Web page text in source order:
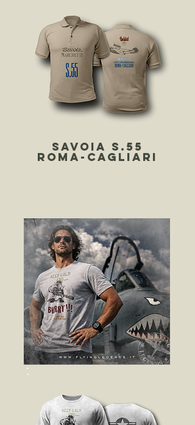
savoia s.55
roma-cagliari